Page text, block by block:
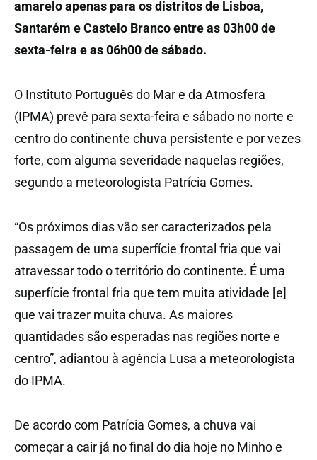
amarelo apenas para os distritos de Lisboa,
Santarém e Castelo Branco entre as 03h00 de
sexta-feira e as 06h00 de sábado.
O Instituto Português do Mar e da Atmosfera
(IPMA) prevê para sexta-feira e sábado no norte e
centro do continente chuva persistente e por vezes
forte, com alguma severidade naquelas regiões,
segundo a meteorologista Patrícia Gomes.
“Os próximos dias vão ser caracterizados pela
passagem de uma superfície frontal fria que vai
atravessar todo o território do continente. É uma
superfície frontal fria que tem muita atividade [e]
que vai trazer muita chuva. As maiores
quantidades são esperadas nas regiões norte e
centro”, adiantou à agência Lusa a meteorologista
do IPMA.
De acordo com Patrícia Gomes, a chuva vai
começar a cair já no final do dia hoje no Minho e